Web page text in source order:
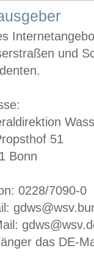
und
51
Bonn
0228/7090-0
das DE-